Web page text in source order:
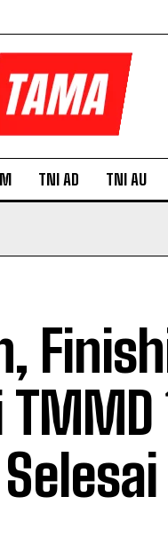
TNI AD TNI AU